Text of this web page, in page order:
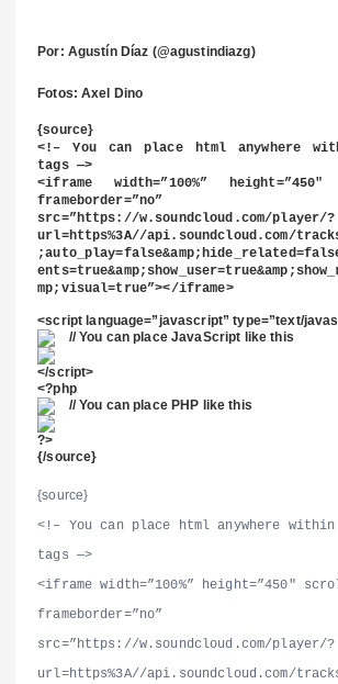
Por: Agustín Díaz (@agustindiazg)
Fotos: Axel Dino
{source}
<!– You can place html anywhere
tags —>
<iframe width=”100%” height=”450″
frameborder=”no”
src=”https://w.soundcloud.com/player/?
url=https%3A//api.soundcloud.com/tracks/
mp;visual=true”></iframe>
<script language=”javascript” type=”text/
// You can place JavaScript like this
</script>
<?php
// You can place PHP like this
?>
{/source}
{source}
< !– You can place html anywhere
tags —>
<iframe width=”100%” height=”450″
frameborder=”no”
src=”https://w.soundcloud.com/player/?
url=https%3A//api.soundcloud.com/tracks/